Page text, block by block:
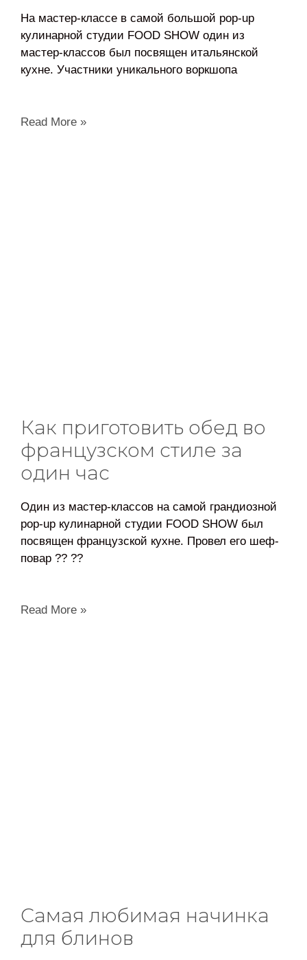
На мастер-классе в самой большой pop-up
кулинарной студии FOOD SHOW один из
мастер-классов был посвящен итальянской
кухне. Участники уникального воркшопа
Read More »
Как приготовить обед во
французском стиле за
один час
Один из мастер-классов на самой грандиозной
pop-up кулинарной студии FOOD SHOW был
посвящен французской кухне. Провел его шеф-
повар ?? ??
Read More »
Самая любимая начинка
для блинов